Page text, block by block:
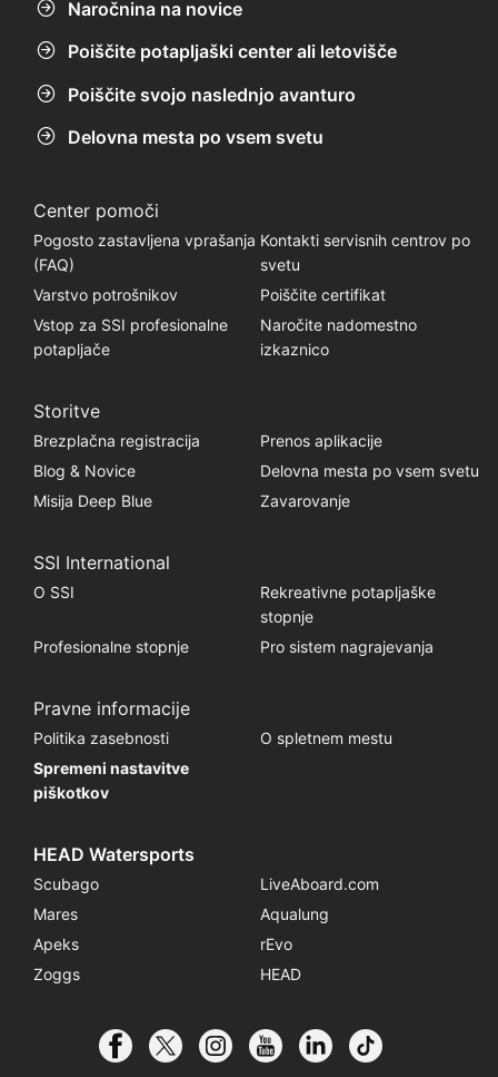
Naročnina na novice
Poiščite potapljaški center ali letovišče
Poiščite svojo naslednjo avanturo
Delovna mesta po vsem svetu
Center pomoči
Pogosto zastavljena vprašanja
(FAQ)
Kontakti servisnih centrov po
svetu
Varstvo potrošnikov
Poiščite certifikat
Vstop za SSI profesionalne
potapljače
Naročite nadomestno
izkaznico
Storitve
Brezplačna registracija
Prenos aplikacije
Blog & Novice
Delovna mesta po vsem svetu
Misija Deep Blue
Zavarovanje
SSI International
O SSI
Rekreativne potapljaške
stopnje
Profesionalne stopnje
Pro sistem nagrajevanja
Pravne informacije
Politika zasebnosti
O spletnem mestu
Spremeni nastavitve
piškotkov
HEAD Watersports
Scubago
LiveAboard.com
Mares
Aqualung
Apeks
rEvo
Zoggs
HEAD